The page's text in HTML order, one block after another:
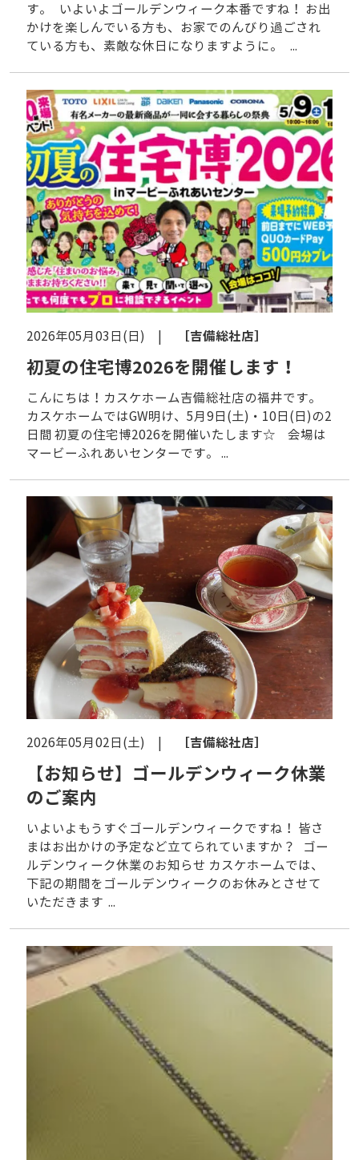
す。 いよいよゴールデンウィーク本番ですね！ お出
かけを楽しんでいる方も、お家でのんびり過ごされ
ている方も、素敵な休日になりますように。 ...
2026年05月03日(日) | ［吉備総社店］
初夏の住宅博2026を開催します！
こんにちは！カスケホーム吉備総社店の福井です。
カスケホームではGW明け、5月9日(土)・10日(日)の2
日間 初夏の住宅博2026を開催いたします☆ 会場は
マービーふれあいセンターです。 ...
2026年05月02日(土) | ［吉備総社店］
【お知らせ】ゴールデンウィーク休業
のご案内
いよいよもうすぐゴールデンウィークですね！ 皆さ
まはお出かけの予定など立てられていますか？ ゴー
ルデンウィーク休業のお知らせ カスケホームでは、
下記の期間をゴールデンウィークのお休みとさせて
いただきます ...